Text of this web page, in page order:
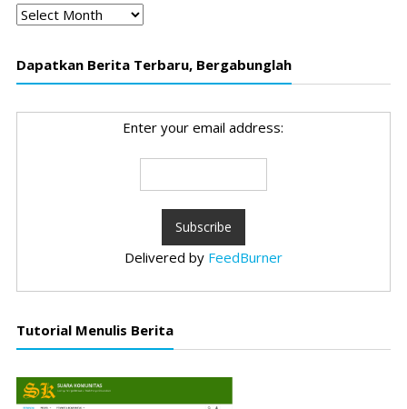
Arsip
Dapatkan Berita Terbaru, Bergabunglah
Enter your email address:
Delivered by FeedBurner
Tutorial Menulis Berita